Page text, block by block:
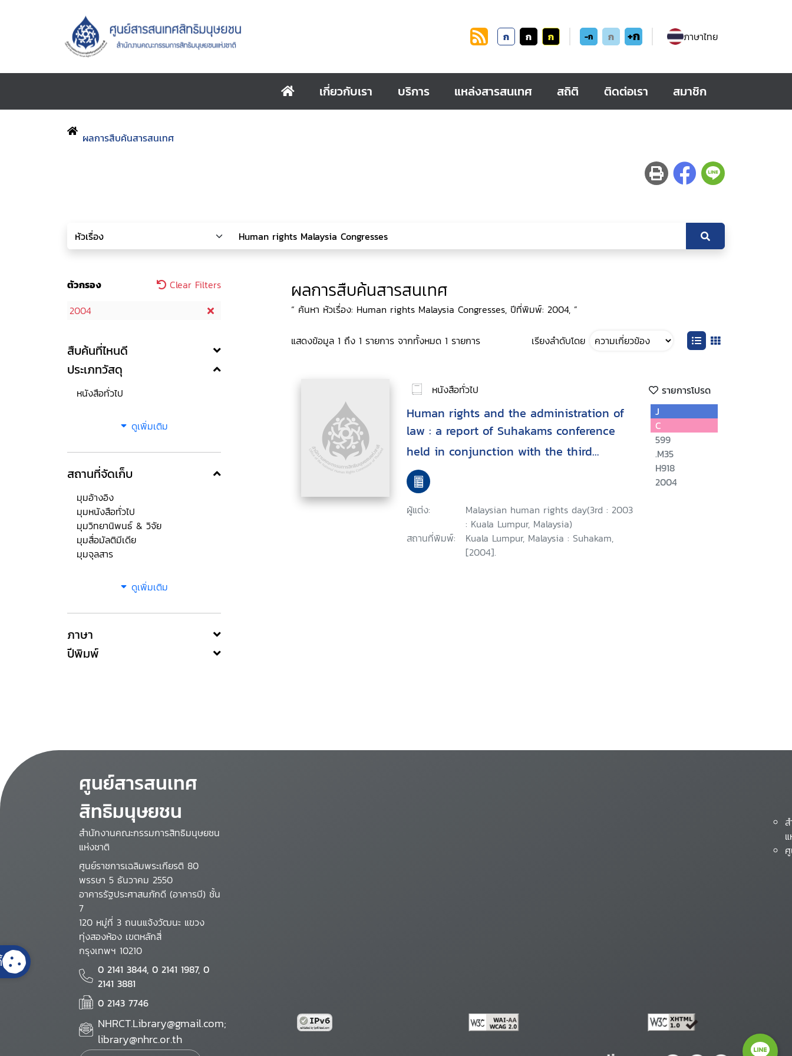
ก ก ก -ก ก +ก ภาษาไทย
เกี่ยวกับเรา บริการ แหล่งสารสนเทศ สถิติ ติดต่อเรา สมาชิก
ผลการสืบค้นสารสนเทศ
ตัวกรอง
Clear Filters
2004
สืบค้นที่ไหนดี
ประเภทวัสดุ
หนังสือทั่วไป
ดูเพิ่มเติม
สถานที่จัดเก็บ
มุมอ้างอิง
มุมหนังสือทั่วไป
มุมวิทยานิพนธ์ & วิจัย
มุมสื่อมัลติมีเดีย
มุมจุลสาร
ดูเพิ่มเติม
ภาษา
ปีพิมพ์
ผลการสืบค้นสารสนเทศ
“ ค้นหา หัวเรื่อง: Human rights Malaysia Congresses, ปีที่พิมพ์: 2004, ”
แสดงข้อมูล 1 ถึง 1 รายการ จากทั้งหมด 1 รายการ เรียงลำดับโดย
หนังสือทั่วไป รายการโปรด
Human rights and the administration of
law : a report of Suhakams conference
held in conjunction with the third
Malaysian human rights day, 9-10
September 2003, Kuala Lumpur, Malaysia/
ผู้แต่ง:
Malaysian human rights day(3rd : 2003
: Kuala Lumpur, Malaysia)
สถานที่พิมพ์:
Kuala Lumpur, Malaysia : Suhakam,
[2004].
J
C
599
.M35
H918
2004
ศูนย์สารสนเทศ
สิทธิมนุษยชน
สำนักงานคณะกรรมการสิทธิมนุษยชน
แห่งชาติ
ศูนย์ราชการเฉลิมพระเกียรติ 80
พรรษา 5 ธันวาคม 2550
อาคารรัฐประศาสนภักดี (อาคารบี) ชั้น
7
120 หมู่ที่ 3 ถนนแจ้งวัฒนะ แขวง
ทุ่งสองห้อง เขตหลักสี่
กรุงเทพฯ 10210
0 2141 3844, 0 2141 1987, 0
2141 3881
0 2143 7746
NHRCT.Library@gmail.com;
library@nhrc.or.th